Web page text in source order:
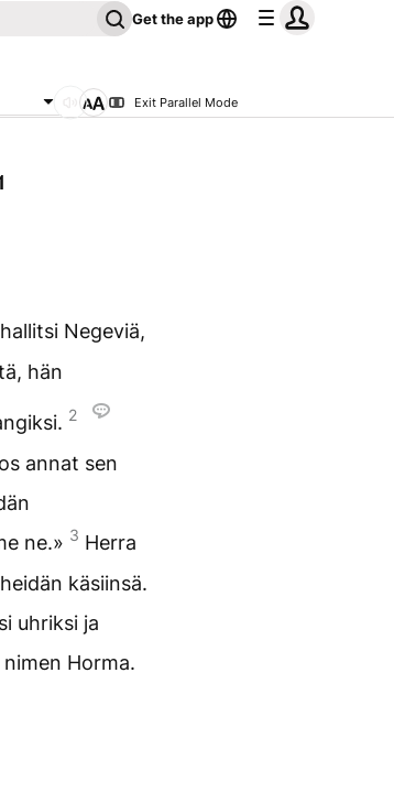
Get the app
Exit Parallel Mode
Negeviä,
hän
2
annat sen
ne.» 3 Herra
käsiinsä.
uhriksi ja
Horma.